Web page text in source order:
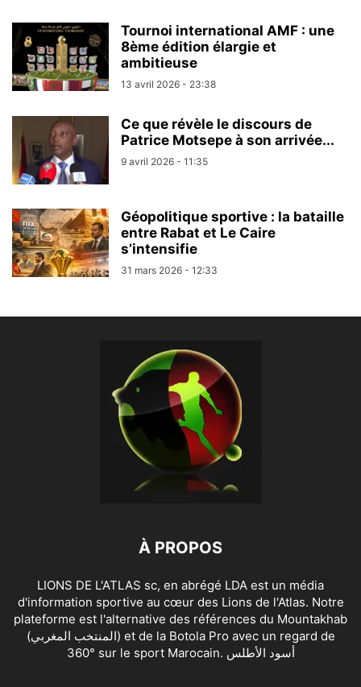
Tournoi international AMF : une
8ème édition élargie et
ambitieuse
13 avril 2026 - 23:38
Ce que révèle le discours de
Patrice Motsepe à son arrivée...
9 avril 2026 - 11:35
Géopolitique sportive : la bataille
entre Rabat et Le Caire
s’intensifie
31 mars 2026 - 12:33
À PROPOS
LIONS DE L'ATLAS sc, en abrégé LDA est un média
d'information sportive au cœur des Lions de l'Atlas. Notre
plateforme est l'alternative des références du Mountakhab
(المنتخب المغربي) et de la Botola Pro avec un regard de
360° sur le sport Marocain. أسود الأطلس